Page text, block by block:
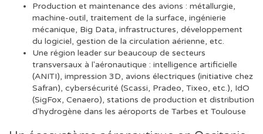
Production et maintenance des avions : métallurgie,
machine-outil, traitement de la surface, ingénierie
mécanique, Big Data, infrastructures, développement
du logiciel, gestion de la circulation aérienne, etc.
Une région leader sur beaucoup de secteurs
transversaux à l'aéronautique : intelligence artificielle
(ANITI), impression 3D, avions électriques (initiative chez
Safran), cybersécurité (Scassi, Pradeo, Tixeo, etc.), IdO
(SigFox, Cenaero), stations de production et distribution
d'hydrogène dans les aéroports de Tarbes et Toulouse